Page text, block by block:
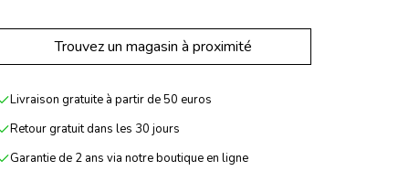
Trouvez un magasin à proximité
Livraison gratuite à partir de 50 euros
Retour gratuit dans les 30 jours
Garantie de 2 ans via notre boutique en ligne